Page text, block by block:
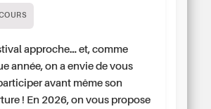
approche… et, comme
année, on a envie de vous
avant même son
! En 2026, on vous propose